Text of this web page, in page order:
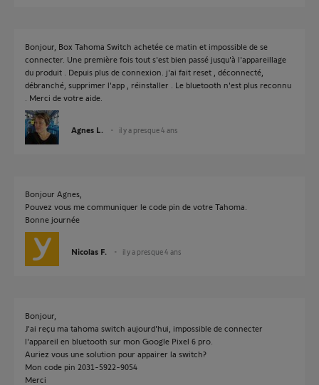
Bonjour, Box Tahoma Switch achetée ce matin et impossible de se
connecter. Une première fois tout s'est bien passé jusqu'à l'appareillage
du produit . Depuis plus de connexion. j'ai fait reset , déconnecté,
débranché, supprimer l'app , réinstaller . Le bluetooth n'est plus reconnu
. Merci de votre aide.
Agnes L. il y a presque 4 ans
Bonjour Agnes,
Pouvez vous me communiquer le code pin de votre Tahoma.
Bonne journée
Nicolas F. il y a presque 4 ans
Bonjour,
J'ai reçu ma tahoma switch aujourd'hui, impossible de connecter
l'appareil en bluetooth sur mon Google Pixel 6 pro.
Auriez vous une solution pour appairer la switch?
Mon code pin 2031-5922-9054
Merci